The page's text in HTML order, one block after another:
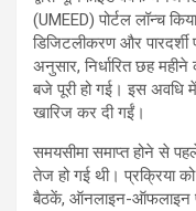
(UMEED) पोर्टल लॉन्च
डिजिटलीकरण और पारदर्शी
अनुसार, निर्धारित छह
बजे पूरी हो गई। इस अवधि
खारिज कर दी गईं।
समयसीमा समाप्त होने से
तेज हो गई थी। प्रक्रिया
बैठकें, ऑनलाइन-ऑफलाइन